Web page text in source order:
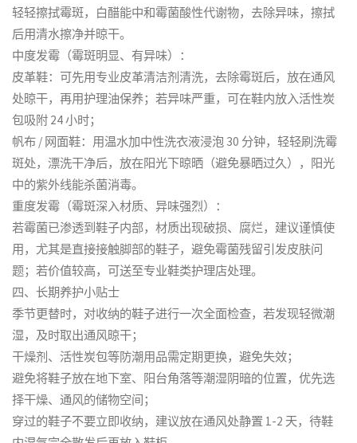
轻轻擦拭霉斑，白醋能中和霉菌酸性代谢物，去除异味，擦拭
后用清水擦净并晾干。
中度发霉（霉斑明显、有异味）：
皮革鞋：可先用专业皮革清洁剂清洗，去除霉斑后，放在通风
处晾干，再用护理油保养；若异味严重，可在鞋内放入活性炭
包吸附 24 小时；
帆布 / 网面鞋：用温水加中性洗衣液浸泡 30 分钟，轻轻刷洗霉
斑处，漂洗干净后，放在阳光下晾晒（避免暴晒过久），阳光
中的紫外线能杀菌消毒。
重度发霉（霉斑深入材质、异味强烈）：
若霉菌已渗透到鞋子内部，材质出现破损、腐烂，建议谨慎使
用，尤其是直接接触脚部的鞋子，避免霉菌残留引发皮肤问
题；若价值较高，可送至专业鞋类护理店处理。
四、长期养护小贴士
季节更替时，对收纳的鞋子进行一次全面检查，若发现轻微潮
湿，及时取出通风晾干；
干燥剂、活性炭包等防潮用品需定期更换，避免失效；
避免将鞋子放在地下室、阳台角落等潮湿阴暗的位置，优先选
择干燥、通风的储物空间；
穿过的鞋子不要立即收纳，建议放在通风处静置 1-2 天，待鞋